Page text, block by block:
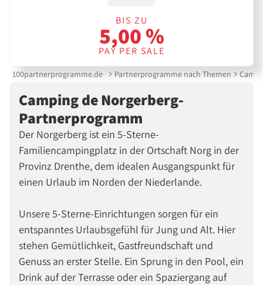
BIS ZU
5,00 %
PAY PER SALE
100partnerprogramme.de Partnerprogramme nach Themen
Camping de Norgerberg-
Partnerprogramm
Der Norgerberg ist ein 5-Sterne-
Familiencampingplatz in der Ortschaft Norg in der
Provinz Drenthe, dem idealen Ausgangspunkt für
einen Urlaub im Norden der Niederlande.
Unsere 5-Sterne-Einrichtungen sorgen für ein
entspanntes Urlaubsgefühl für Jung und Alt. Hier
stehen Gemütlichkeit, Gastfreundschaft und
Genuss an erster Stelle. Ein Sprung in den Pool, ein
Drink auf der Terrasse oder ein Spaziergang auf